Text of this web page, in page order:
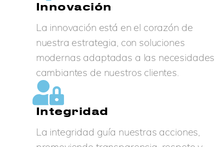
Innovación
La innovación está en el corazón de
nuestra estrategia, con soluciones
modernas adaptadas a las necesidades
cambiantes de nuestros clientes.
Integridad
La integridad guía nuestras acciones,